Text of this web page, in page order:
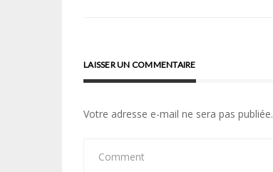
LAISSER UN COMMENTAIRE
Votre adresse e-mail ne sera pas publiée.